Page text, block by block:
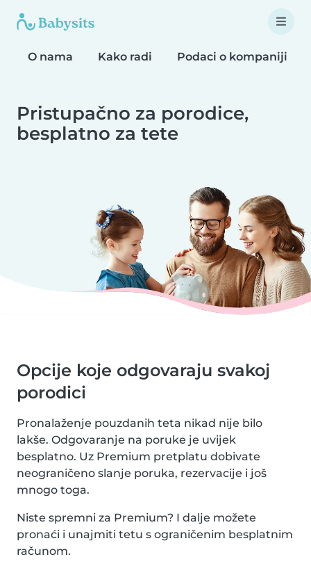
O nama Kako radi Podaci o kompaniji
Pristupačno za porodice,
besplatno za tete
Opcije koje odgovaraju svakoj
porodici
Pronalaženje pouzdanih teta nikad nije bilo
lakše. Odgovaranje na poruke je uvijek
besplatno. Uz Premium pretplatu dobivate
neograničeno slanje poruka, rezervacije i još
mnogo toga.
Niste spremni za Premium? I dalje možete
pronaći i unajmiti tetu s ograničenim besplatnim
računom.